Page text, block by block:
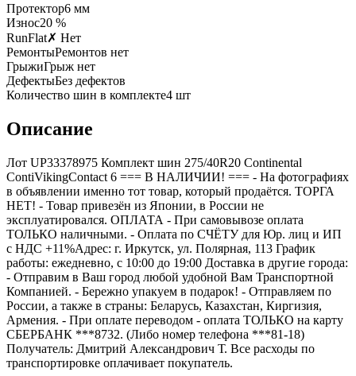
Протектор6 мм
Износ20 %
RunFlat✗ Нет
РемонтыРемонтов нет
ГрыжиГрыж нет
ДефектыБез дефектов
Количество шин в комплекте4 шт
Описание
Лот UP33378975 Комплект шин 275/40R20 Continental
ContiVikingContact 6 === B НАЛИЧИИ! === - На фотографиях
в объявлении именно тот товар, который продаётся. ТОРГА
НЕТ! - Товар привезён из Японии, в России не
эксплуатировался. ОПЛАТА - При самовывозе оплата
ТОЛЬКО наличными. - Оплата по СЧЁТУ для Юр. лиц и ИП
с НДС +11%Адрес: г. Иркутск, ул. Полярная, 113 График
работы: ежедневно, с 10:00 до 19:00 Доставка в другие города:
- Отправим в Ваш город любой удобной Вам Транспортной
Компанией. - Бережно упакуем в подарок! - Отправляем по
России, а также в страны: Беларусь, Казахстан, Киргизия,
Армения. - При оплате переводом - оплата ТОЛЬКО на карту
СБЕРБАНК ***8732. (Либо номер телефона ***81-18)
Получатель: Дмитрий Александрович Т. Все расходы по
транспортировке оплачивает покупатель.